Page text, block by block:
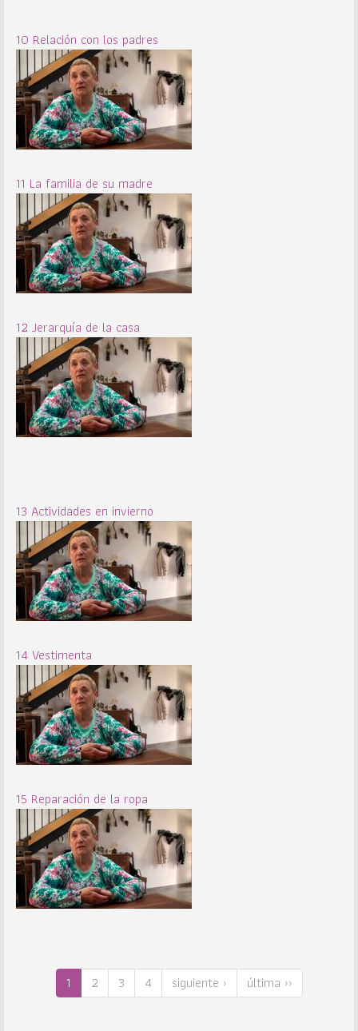
10 Relación con los padres
11 La familia de su madre
12 Jerarquía de la casa
13 Actividades en invierno
14 Vestimenta
15 Reparación de la ropa
1 2 3 4 siguiente › última ››